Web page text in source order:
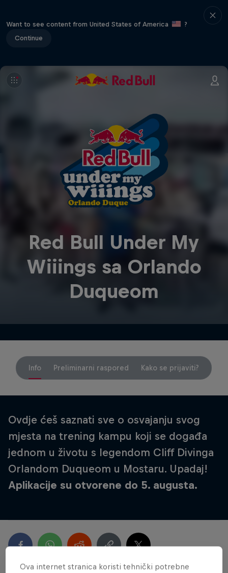
Want to see content from United States of America
?
Continue
Red Bull Under My
Wiiings sa Orlando
Duqueom
Info Preliminarni raspored Kako se prijaviti?
Ovdje ćeš saznati sve o osvajanju svog
mjesta na trening kampu koji se događa
jednom u životu s legendom Cliff Divinga
Orlandom Duqueom u Mostaru. Upadaj!
Aplikacije su otvorene do 5. augusta.
Ova internet stranica koristi tehnički potrebne